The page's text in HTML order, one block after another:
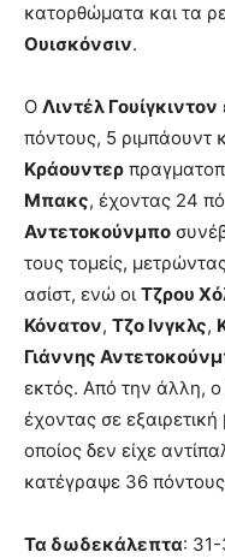
κατορθώματα και τα
Ουισκόνσιν.
Ο Λιντέλ Γουίγκιντον
πόντους, 5 ριμπάουντ
Κράουντερ
Μπακς, έχοντας 24
Αντετοκούνμπο
τους τομείς,
ασίστ, ενώ οι Τζρου
Κόνατον, Τζο Ινγκλς,
Γιάννης
εκτός. Από την άλλη, ο
έχοντας σε εξαιρετική
οποίος δεν είχε
κατέγραψε 36
Τα δωδεκάλεπτα: